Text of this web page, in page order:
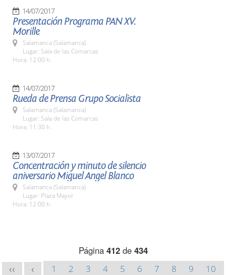
14/07/2017
Presentación Programa PAN XV.
Morille
Salamanca (Salamanca)
Lugar: Sala de las Comarcas
Hora: 12:00 h.
14/07/2017
Rueda de Prensa Grupo Socialista
Salamanca (Salamanca)
Lugar: Sala de las Comarcas
Hora: 11:30 h.
13/07/2017
Concentración y minuto de silencio
aniversario Miguel Angel Blanco
Salamanca (Salamanca)
Lugar: Plaza Mayor
Hora: 12:00 h.
Página 412de 434
<< < 1 2 3 4 5 6 7 8 9
10